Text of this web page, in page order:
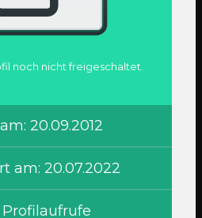
noch nicht freigeschaltet.
20.09.2012
am: 20.07.2022
Profilaufrufe